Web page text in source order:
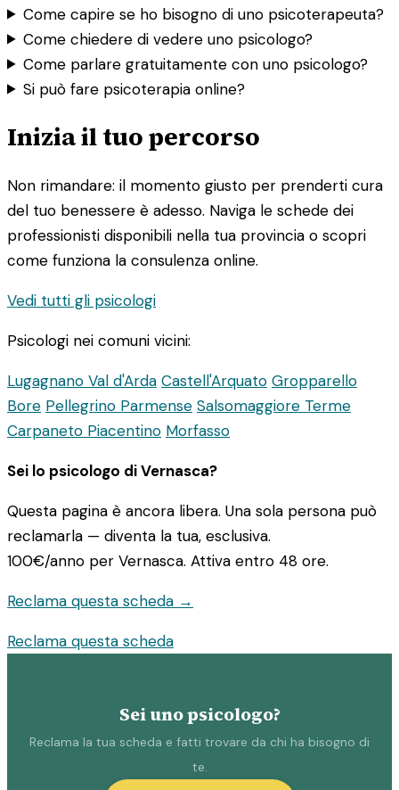
Come capire se ho bisogno di uno psicoterapeuta?
Come chiedere di vedere uno psicologo?
Come parlare gratuitamente con uno psicologo?
Si può fare psicoterapia online?
Inizia il tuo percorso
Non rimandare: il momento giusto per prenderti cura
del tuo benessere è adesso. Naviga le schede dei
professionisti disponibili nella tua provincia o scopri
come funziona la consulenza online.
Vedi tutti gli psicologi
Psicologi nei comuni vicini:
Lugagnano Val d'Arda Castell'Arquato Gropparello
Bore Pellegrino Parmense Salsomaggiore Terme
Carpaneto Piacentino Morfasso
Sei lo psicologo di Vernasca?
Questa pagina è ancora libera. Una sola persona può
reclamarla — diventa la tua, esclusiva.
100€/anno per Vernasca. Attiva entro 48 ore.
Reclama questa scheda →
Reclama questa scheda
Sei uno psicologo?
Reclama la tua scheda e fatti trovare da chi ha bisogno di
te.